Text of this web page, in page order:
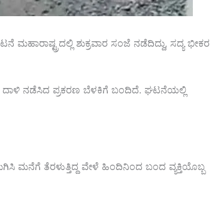
ಶುಕ್ರವಾರ ಸಂಜೆ ನಡೆದಿದ್ದು, ಸದ್ಯ ಭೀಕರ
ದಾಳಿ ನಡೆಸಿದ ಪ್ರಕರಣ ಬೆಳಕಿಗೆ ಬಂದಿದೆ. ಘಟನೆಯಲ್ಲಿ
ಮನೆಗೆ ತೆರಳುತ್ತಿದ್ದ ವೇಳೆ ಹಿಂದಿನಿಂದ ಬಂದ ವ್ಯಕ್ತಿಯೊಬ್ಬ